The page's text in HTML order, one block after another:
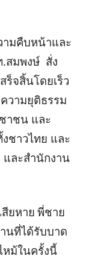
ามคืบหน้าและ
.สมพงษ์ สั่ง
ร็จสิ้นโดยเร็ว
วามยุติธรรม
าชน และ
ชาวไทย และ
และสำนักงาน
ยหาย พี่ชาย
นที่ได้รับบาด
หม้ในครั้งนี้